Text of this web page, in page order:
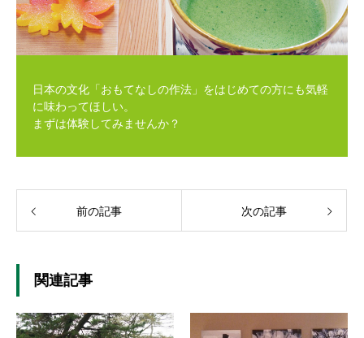
日本の文化「おもてなしの作法」をはじめての方にも気軽
に味わってほしい。
まずは体験してみませんか？
前の記事 次の記事
関連記事